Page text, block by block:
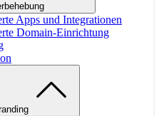
Apps und Integrationen
Domain-Einrichtung